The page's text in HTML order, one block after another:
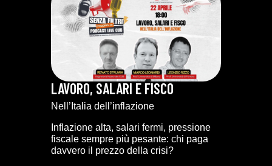
LAVORO, SALARI E FISCO
Nell’Italia dell’inflazione
Inflazione alta, salari fermi, pressione
fiscale sempre più pesante: chi paga
davvero il prezzo della crisi?